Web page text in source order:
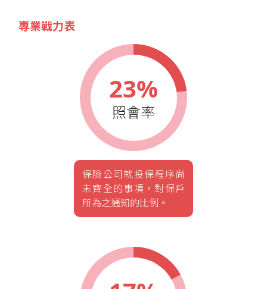
專業戰力表
23%
照會率
保險公司就投保程序尚
未齊全的事項，對保戶
所為之通知的比例。